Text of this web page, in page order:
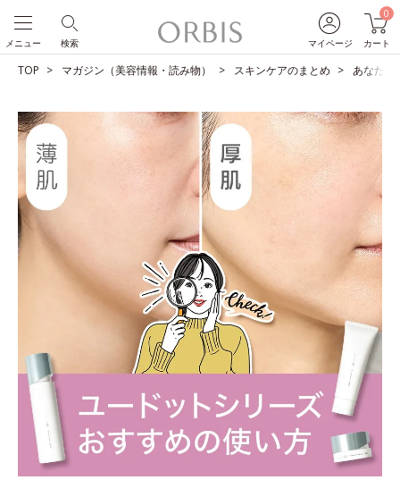
マイページ
0
カート
検索
メニュー
TOP マガジン（美容情報・読み物） スキンケアのまとめ あなたは